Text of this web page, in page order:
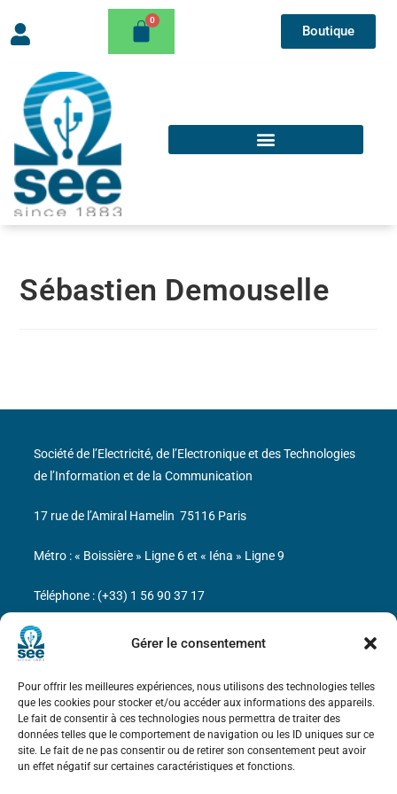
Gérer le consentement
Pour offrir les meilleures expériences, nous utilisons des technologies telles
que les cookies pour stocker et/ou accéder aux informations des appareils.
Le fait de consentir à ces technologies nous permettra de traiter des
données telles que le comportement de navigation ou les ID uniques sur ce
site. Le fait de ne pas consentir ou de retirer son consentement peut avoir
un effet négatif sur certaines caractéristiques et fonctions.
Boutique
Sébastien Demouselle
Bicentenaire des découvertes d’André-
Marie Ampère
Mentions légales
Société de l’Electricité, de l’Electronique et des Technologies
de l’Information et de la Communication
17 rue de l’Amiral Hamelin 75116 Paris
Métro : « Boissière » Ligne 6 et « Iéna » Ligne 9
Téléphone : (+33) 1 56 90 37 17
N° de SIREN : 785 393 232, Code APE : 9412Z TVA intra-
communautaire : FR44 785 393 232